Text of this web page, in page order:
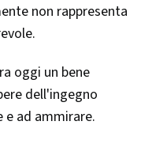
non rappresenta
oggi un bene
dell'ingegno
e ad ammirare.